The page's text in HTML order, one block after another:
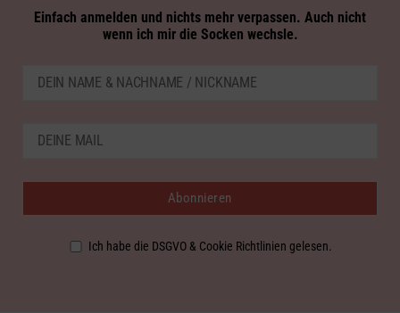
Einfach anmelden und nichts mehr verpassen. Auch nicht
wenn ich mir die Socken wechsle.
Ich habe die DSGVO & Cookie Richtlinien gelesen.